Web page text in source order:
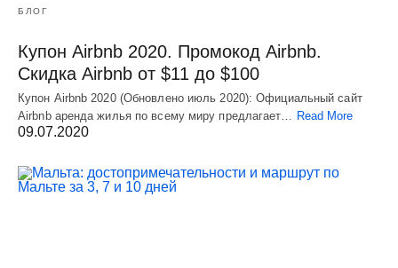
БЛОГ
Купон Airbnb 2020. Промокод Airbnb.
Скидка Airbnb от $11 до $100
Купон Airbnb 2020 (Обновлено июль 2020): Официальный сайт
Airbnb аренда жилья по всему миру предлагает… Read More
09.07.2020